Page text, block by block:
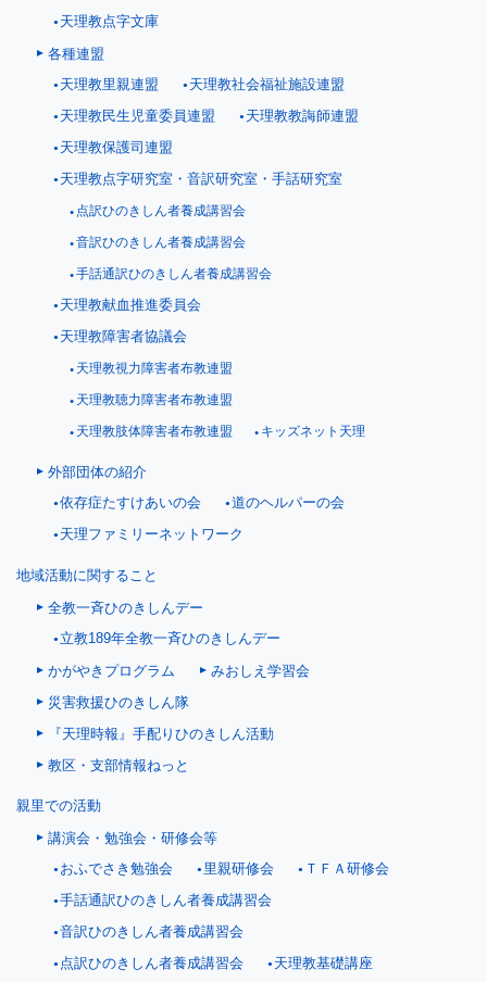
天理教点字文庫
各種連盟
天理教里親連盟 天理教社会福祉施設連盟
天理教民生児童委員連盟 天理教教誨師連盟
天理教保護司連盟
天理教点字研究室・音訳研究室・手話研究室
点訳ひのきしん者養成講習会
音訳ひのきしん者養成講習会
手話通訳ひのきしん者養成講習会
天理教献血推進委員会
天理教障害者協議会
天理教視力障害者布教連盟
天理教聴力障害者布教連盟
天理教肢体障害者布教連盟 キッズネット天理
外部団体の紹介
依存症たすけあいの会 道のヘルパーの会
天理ファミリーネットワーク
地域活動に関すること
全教一斉ひのきしんデー
立教189年全教一斉ひのきしんデー
かがやきプログラム
みおしえ学習会
災害救援ひのきしん隊
『天理時報』手配りひのきしん活動
教区・支部情報ねっと
親里での活動
講演会・勉強会・研修会等
おふでさき勉強会 里親研修会 ＴＦＡ研修会
手話通訳ひのきしん者養成講習会
音訳ひのきしん者養成講習会
点訳ひのきしん者養成講習会 天理教基礎講座